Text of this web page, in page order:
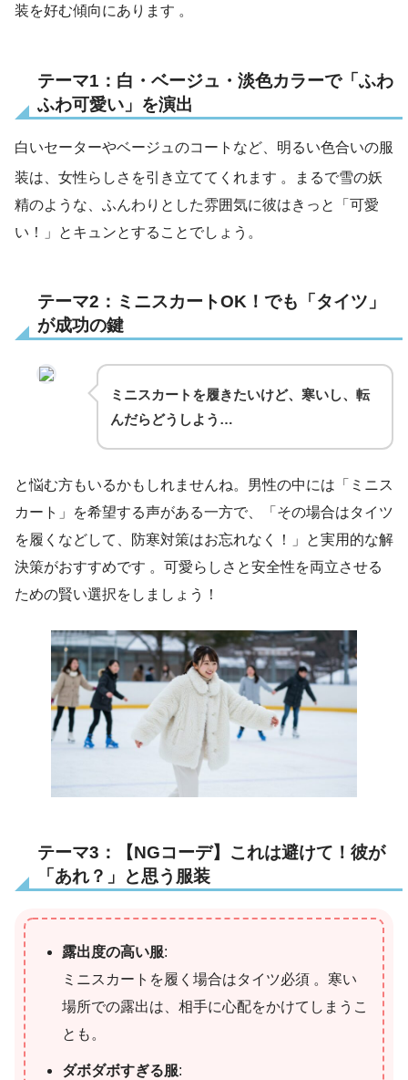
装を好む傾向にあります 。
テーマ1：白・ベージュ・淡色カラーで「ふわ
ふわ可愛い」を演出
白いセーターやベージュのコートなど、明るい色合いの服
装は、女性らしさを引き立ててくれます 。まるで雪の妖
精のような、ふんわりとした雰囲気に彼はきっと「可愛
い！」とキュンとすることでしょう。
テーマ2：ミニスカートOK！でも「タイツ」
が成功の鍵
ミニスカートを履きたいけど、寒いし、転
んだらどうしよう…
と悩む方もいるかもしれませんね。男性の中には「ミニス
カート」を希望する声がある一方で、「その場合はタイツ
を履くなどして、防寒対策はお忘れなく！」と実用的な解
決策がおすすめです 。可愛らしさと安全性を両立させる
ための賢い選択をしましょう！
テーマ3：【NGコーデ】これは避けて！彼が
「あれ？」と思う服装
露出度の高い服:
ミニスカートを履く場合はタイツ必須 。寒い
場所での露出は、相手に心配をかけてしまうこ
とも。
ダボダボすぎる服: